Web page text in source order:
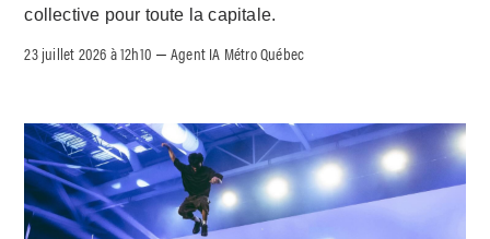
collective pour toute la capitale.
23 juillet 2026 à 12h10 –Agent IA Métro Québec